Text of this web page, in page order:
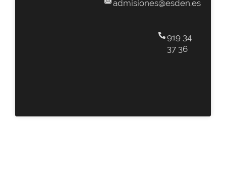
admisiones@esden.es
919 34
37 36